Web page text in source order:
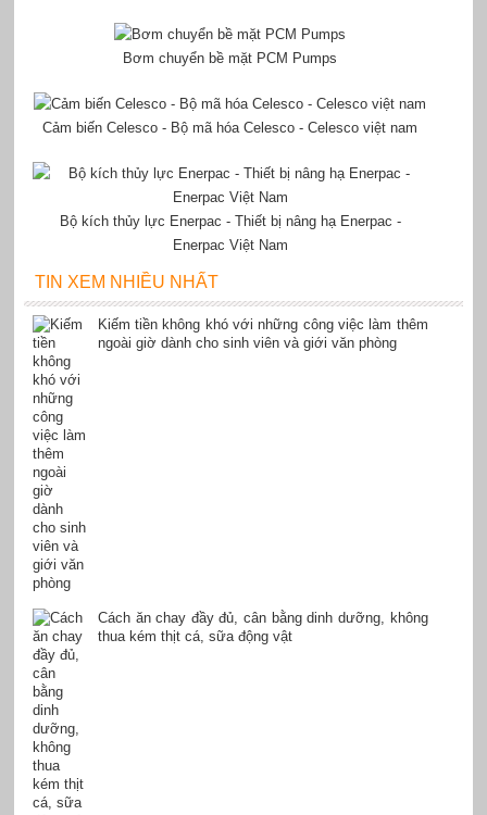
Bơm chuyển bề mặt PCM Pumps
Cảm biến Celesco - Bộ mã hóa Celesco - Celesco việt nam
Bộ kích thủy lực Enerpac - Thiết bị nâng hạ Enerpac -
Enerpac Việt Nam
TIN XEM NHIỀU NHẤT
Kiếm tiền không khó với những công việc làm thêm
ngoài giờ dành cho sinh viên và giới văn phòng
Cách ăn chay đầy đủ, cân bằng dinh dưỡng, không
thua kém thịt cá, sữa động vật